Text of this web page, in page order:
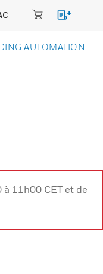
AUTOMATION
11h00 CET et de